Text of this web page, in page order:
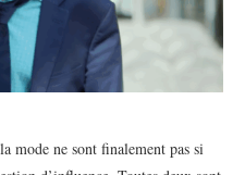
mode ne sont finalement pas si